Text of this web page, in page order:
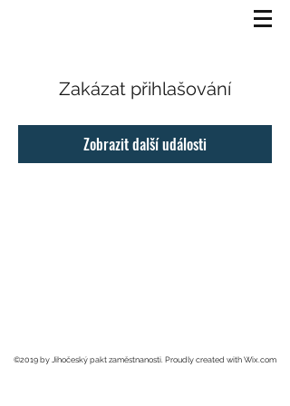
Zakázat přihlašování
Zobrazit další události
©2019 by Jihočeský pakt zaměstnanosti. Proudly created with Wix.com